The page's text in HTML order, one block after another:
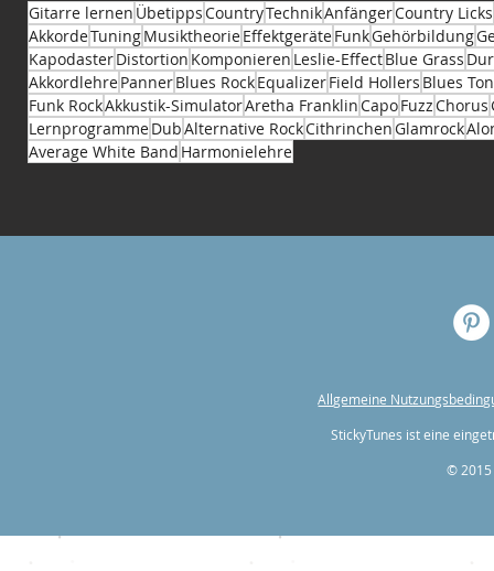
Gitarre lernen ÜbetippsCountryTechnikAnfängerCountry Licks
AkkordeTuningMusiktheorieEffektgeräteFunkGehörbildung
KapodasterDistortion Komponieren Leslie-EffectBlue Grass
AkkordlehrePannerBlues RockEqualizerField Hollers Blues
Funk RockAkkustik-SimulatorAretha FranklinCapoFuzzChorus
LernprogrammeDubAlternative RockCithrinchenGlamrock
Average White Band Harmonielehre
Allgemeine
StickyTunes ist eine
©